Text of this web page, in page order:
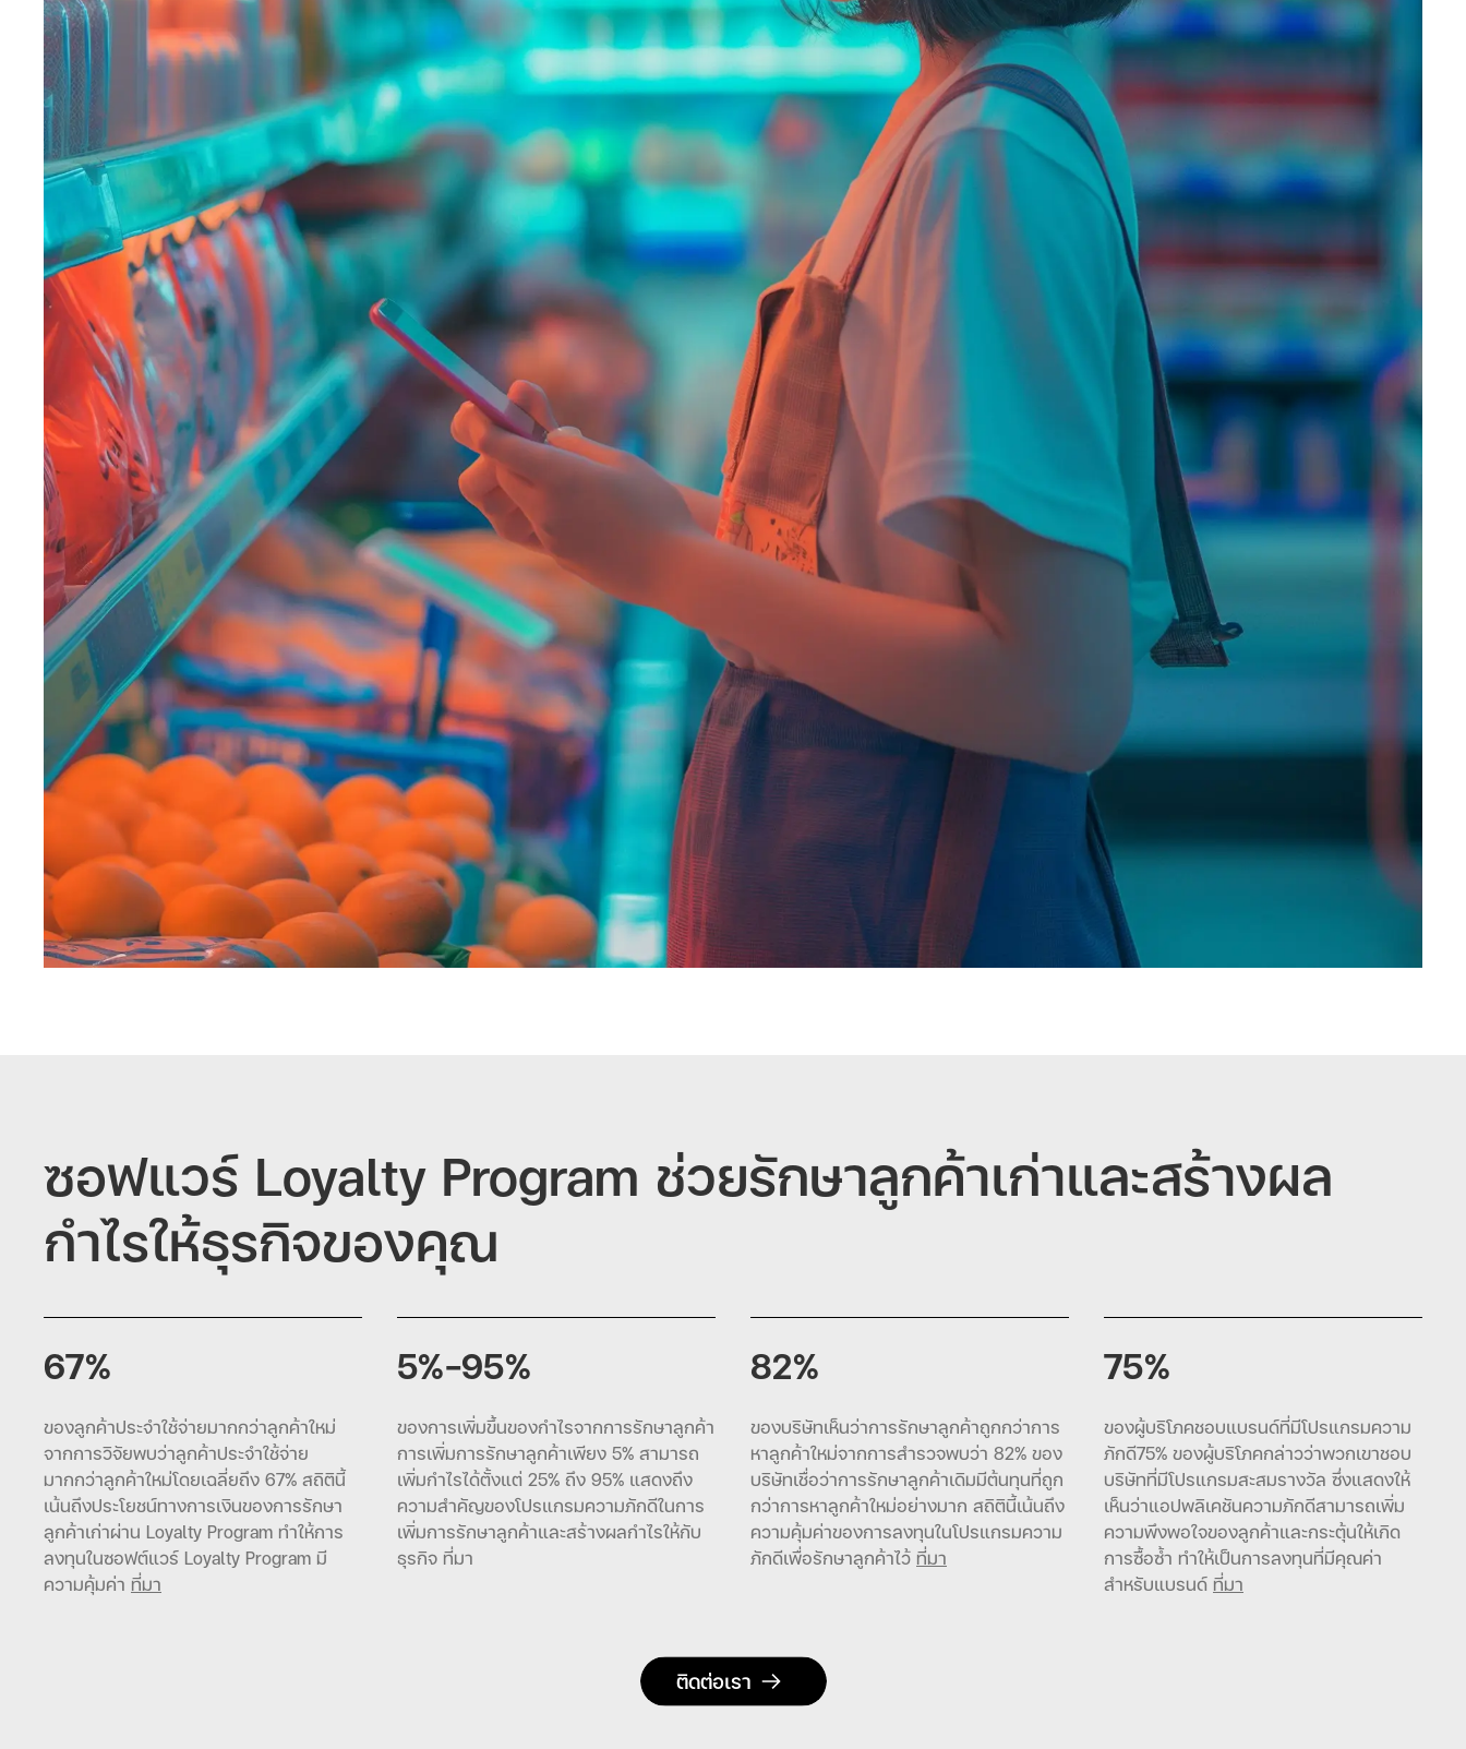
ซอฟแวร์ Loyalty Program ช่วยรักษาลูกค้าเก่าและสร้างผล
กำไรให้ธุรกิจของคุณ
67%
ของลูกค้าประจำใช้จ่ายมากกว่าลูกค้าใหม่
จากการวิจัยพบว่าลูกค้าประจำใช้จ่าย
มากกว่าลูกค้าใหม่โดยเฉลี่ยถึง 67% สถิตินี้
เน้นถึงประโยชน์ทางการเงินของการรักษา
ลูกค้าเก่าผ่าน Loyalty Program ทำให้การ
ลงทุนในซอฟต์แวร์ Loyalty Program มี
ความคุ้มค่า ที่มา
5%-95%
ของการเพิ่มขึ้นของกำไรจากการรักษาลูกค้า
การเพิ่มการรักษาลูกค้าเพียง 5% สามารถ
เพิ่มกำไรได้ตั้งแต่ 25% ถึง 95% แสดงถึง
ความสำคัญของโปรแกรมความภักดีในการ
เพิ่มการรักษาลูกค้าและสร้างผลกำไรให้กับ
ธุรกิจ ที่มา
82%
ของบริษัทเห็นว่าการรักษาลูกค้าถูกกว่าการ
หาลูกค้าใหม่จากการสำรวจพบว่า 82% ของ
บริษัทเชื่อว่าการรักษาลูกค้าเดิมมีต้นทุนที่ถูก
กว่าการหาลูกค้าใหม่อย่างมาก สถิตินี้เน้นถึง
ความคุ้มค่าของการลงทุนในโปรแกรมความ
ภักดีเพื่อรักษาลูกค้าไว้ ที่มา
75%
ของผู้บริโภคชอบแบรนด์ที่มีโปรแกรมความ
ภักดี75% ของผู้บริโภคกล่าวว่าพวกเขาชอบ
บริษัทที่มีโปรแกรมสะสมรางวัล ซึ่งแสดงให้
เห็นว่าแอปพลิเคชันความภักดีสามารถเพิ่ม
ความพึงพอใจของลูกค้าและกระตุ้นให้เกิด
การซื้อซ้ำ ทำให้เป็นการลงทุนที่มีคุณค่า
สำหรับแบรนด์ ที่มา
ติดต่อเรา